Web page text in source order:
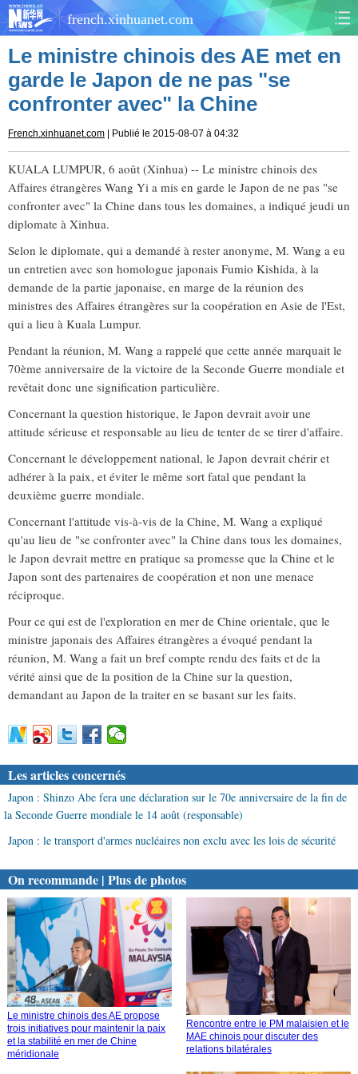
french.xinhuanet.com
CHINE MONDE
AFRIQUE ÉCONOMIE
CULTURE
SCI&TECH
TOURISME DOCUMENTS
DOSSIERS PHOTOS
Le ministre chinois des AE met en
garde le Japon de ne pas "se
confronter avec" la Chine
French.xinhuanet.com | Publié le 2015-08-07 à 04:32
KUALA LUMPUR, 6 août (Xinhua) -- Le ministre chinois des
Affaires étrangères Wang Yi a mis en garde le Japon de ne pas "se
confronter avec" la Chine dans tous les domaines, a indiqué jeudi un
diplomate à Xinhua.
Selon le diplomate, qui a demandé à rester anonyme, M. Wang a eu
un entretien avec son homologue japonais Fumio Kishida, à la
demande de la partie japonaise, en marge de la réunion des
ministres des Affaires étrangères sur la coopération en Asie de l'Est,
qui a lieu à Kuala Lumpur.
Pendant la réunion, M. Wang a rappelé que cette année marquait le
70ème anniversaire de la victoire de la Seconde Guerre mondiale et
revêtait donc une signification particulière.
Concernant la question historique, le Japon devrait avoir une
attitude sérieuse et responsable au lieu de tenter de se tirer d'affaire.
Concernant le développement national, le Japon devrait chérir et
adhérer à la paix, et éviter le même sort fatal que pendant la
deuxième guerre mondiale.
Concernant l'attitude vis-à-vis de la Chine, M. Wang a expliqué
qu'au lieu de "se confronter avec" la Chine dans tous les domaines,
le Japon devrait mettre en pratique sa promesse que la Chine et le
Japon sont des partenaires de coopération et non une menace
réciproque.
Pour ce qui est de l'exploration en mer de Chine orientale, que le
ministre japonais des Affaires étrangères a évoqué pendant la
réunion, M. Wang a fait un bref compte rendu des faits et de la
vérité ainsi que de la position de la Chine sur la question,
demandant au Japon de la traiter en se basant sur les faits.
Les articles concernés
Japon : Shinzo Abe fera une déclaration sur le 70e anniversaire de la fin de
la Seconde Guerre mondiale le 14 août (responsable)
Japon : le transport d'armes nucléaires non exclu avec les lois de sécurité
On recommande | Plus de photos
Le ministre chinois des AE propose
trois initiatives pour maintenir la paix
et la stabilité en mer de Chine
méridionale
Rencontre entre le PM malaisien et le
MAE chinois pour discuter des
relations bilatérales